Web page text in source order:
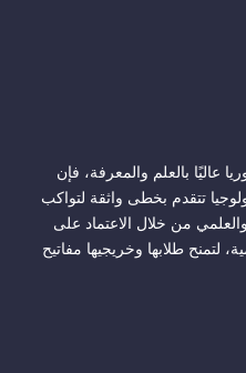
عاليًا بالعلم والمعرفة، فإن
تتقدم بخطى واثقة لتواكب
من خلال الاعتماد على
لتمنح طلابها وخريجيها مفاتيح